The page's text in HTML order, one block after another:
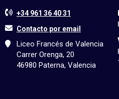
+34 961 36 40 31
Contacto por email
Liceo Francés de Valencia
Carrer Orenga, 20
46980 Paterna, Valencia